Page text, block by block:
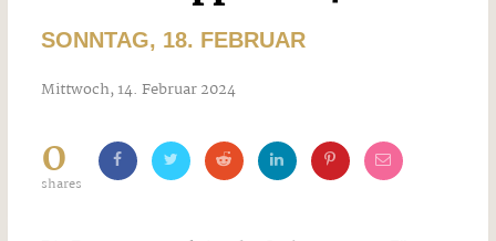
SONNTAG, 18. FEBRUAR
Mittwoch, 14. Februar 2024
0
shares